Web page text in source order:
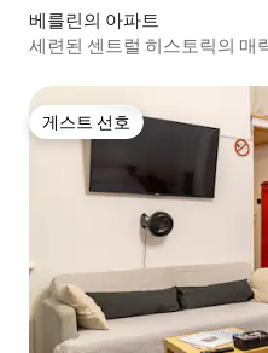
베를린의 아파트
세련된 센트럴 히스토릭의 매
게스트 선호
게스트 선호